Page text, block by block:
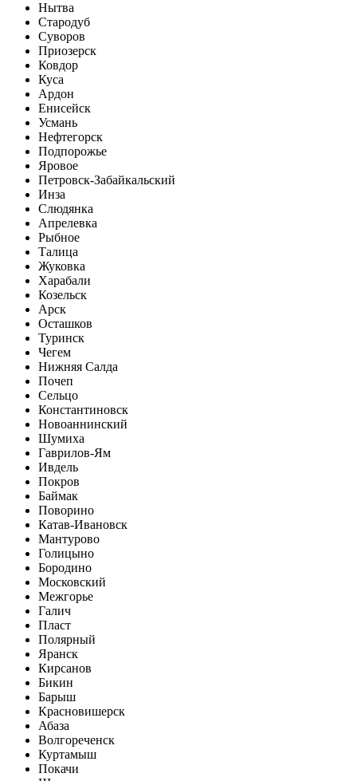
Нытва
Стародуб
Суворов
Приозерск
Ковдор
Куса
Ардон
Енисейск
Усмань
Нефтегорск
Подпорожье
Яровое
Петровск-Забайкальский
Инза
Слюдянка
Апрелевка
Рыбное
Талица
Жуковка
Харабали
Козельск
Арск
Осташков
Туринск
Чегем
Нижняя Салда
Почеп
Сельцо
Константиновск
Новоаннинский
Шумиха
Гаврилов-Ям
Ивдель
Покров
Баймак
Поворино
Катав-Ивановск
Мантурово
Голицыно
Бородино
Московский
Межгорье
Галич
Пласт
Полярный
Яранск
Кирсанов
Бикин
Барыш
Красновишерск
Абаза
Волгореченск
Куртамыш
Покачи